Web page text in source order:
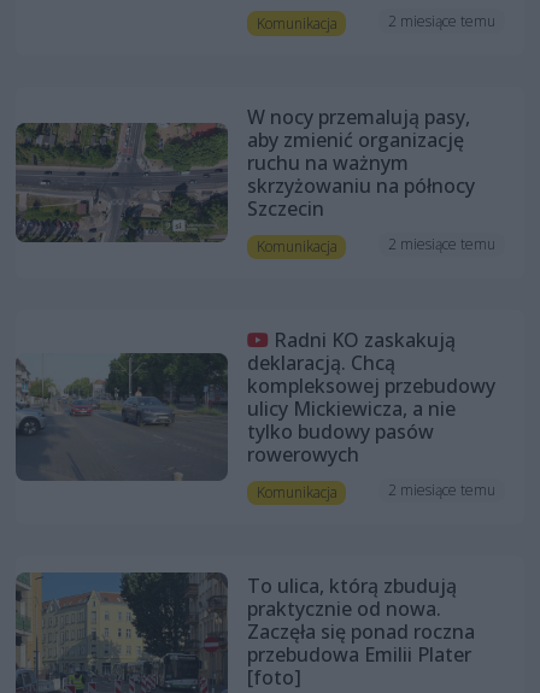
Komunikacja 2 miesiące temu
W nocy przemalują pasy,
aby zmienić organizację
ruchu na ważnym
skrzyżowaniu na północy
Szczecin
Komunikacja 2 miesiące temu
Radni KO zaskakują
deklaracją. Chcą
kompleksowej przebudowy
ulicy Mickiewicza, a nie
tylko budowy pasów
rowerowych
Komunikacja 2 miesiące temu
To ulica, którą zbudują
praktycznie od nowa.
Zaczęła się ponad roczna
przebudowa Emilii Plater
[foto]